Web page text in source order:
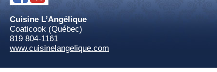
Cuisine L’Angélique
Coaticook (Québec)
819 804-1161
www.cuisinelangelique.com